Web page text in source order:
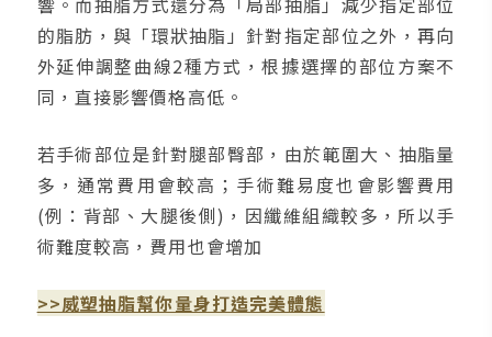
的脂肪，與「環狀抽脂」針對指定部位之外，再向
外延伸調整曲線2種方式，根據選擇的部位方案不
同，直接影響價格高低。
若手術部位是針對腿部臀部，由於範圍大、抽脂量
多，通常費用會較高；手術難易度也會影響費用
(例：背部、大腿後側)，因纖維組織較多，所以手
術難度較高，費用也會增加
>>威塑抽脂幫你量身打造完美體態